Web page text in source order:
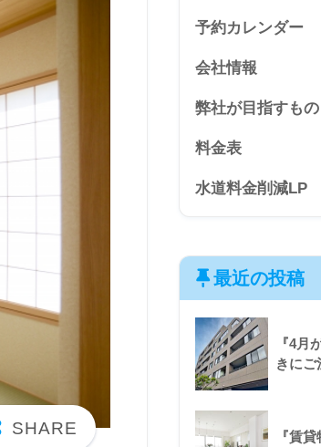
予約カレンダー
会社情報
弊社が目指すもの
料金表
水道料金削減LP
最近の投稿
『4月
きにご
『賃